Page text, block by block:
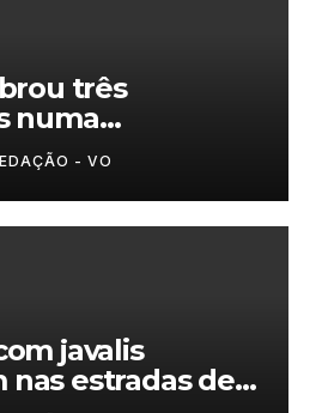
três
numa
a um século de
- VO
javalis
nas estradas de